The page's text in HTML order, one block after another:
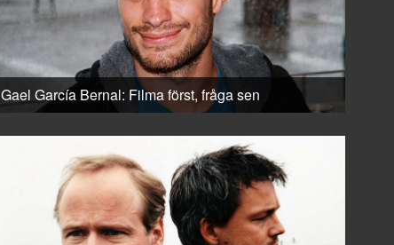
Gael García Bernal: Filma först, fråga sen